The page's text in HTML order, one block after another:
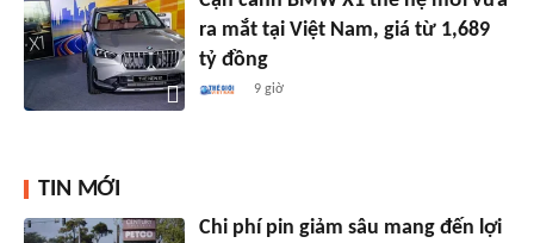
ra mắt tại Việt Nam, giá từ 1,689
tỷ đồng
9 giờ
TIN MỚI
Chi phí pin giảm sâu mang đến lợi